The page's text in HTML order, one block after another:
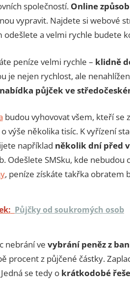
společností. Online
vypravit. Najdete si webové
odešlete a velmi rychle budete
peníze velmi rychle – klidně
je nejen rychlost, ale
půjček ve
budou vyhovovat všem, kteří se
výše několika tisíc. K vyřízení
například několik dní před
Odešlete SMSku, kde nebudou
, peníze získáte takřka obratem
Půjčky od soukromých osob
nebrání ve vybrání peněz z
procent z půjčené částky.
se tedy o krátkodobé